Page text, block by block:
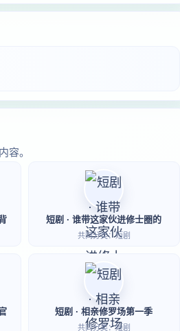
容。
短剧 · 谁带这家伙进修士圈的
共同分类：短剧
短剧 · 相亲修罗场第一季
共同分类：短剧